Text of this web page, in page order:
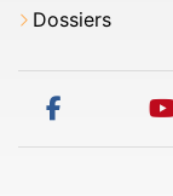
Dossiers
facebook